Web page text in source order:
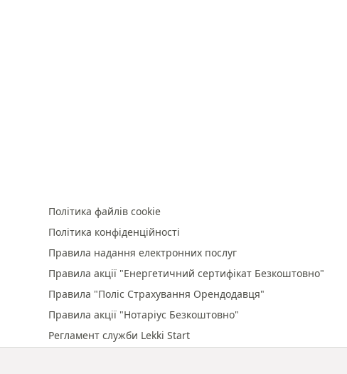
Політика файлів cookie
Політика конфіденційності
Правила надання електронних послуг
Правила акції "Енергетичний сертифікат Безкоштовно"
Правила "Поліс Страхування Орендодавця"
Правила акції "Нотаріус Безкоштовно"
Регламент служби Lekki Start